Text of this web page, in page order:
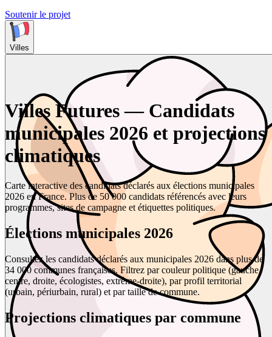
Soutenir le projet
Villes
Villes Futures — Candidats
municipales 2026 et projections
climatiques
Carte interactive des candidats déclarés aux élections municipales
2026 en France. Plus de 50 000 candidats référencés avec leurs
programmes, sites de campagne et étiquettes politiques.
Élections municipales 2026
Consultez les candidats déclarés aux municipales 2026 dans plus de
34 000 communes françaises. Filtrez par couleur politique (gauche,
centre, droite, écologistes, extrême-droite), par profil territorial
(urbain, périurbain, rural) et par taille de commune.
Projections climatiques par commune